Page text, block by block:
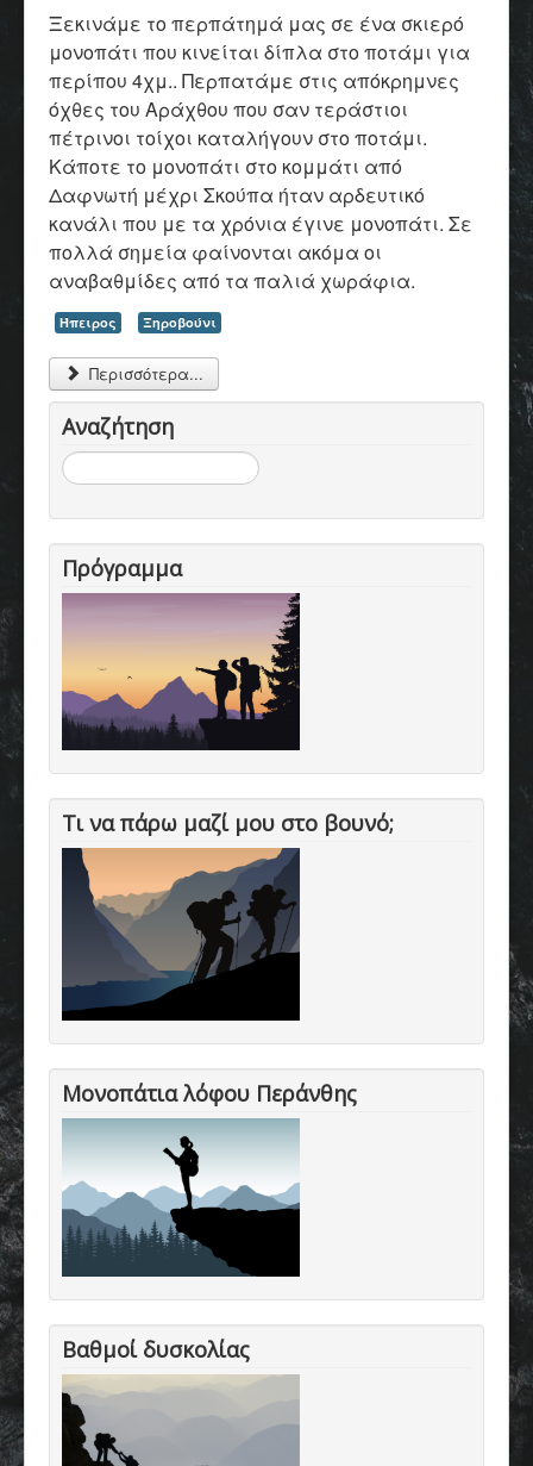
Ξεκινάμε το περπάτημά μας σε ένα σκιερό
μονοπάτι που κινείται δίπλα στο ποτάμι για
περίπου 4χμ.. Περπατάμε στις απόκρημνες
όχθες του Αράχθου που σαν τεράστιοι
πέτρινοι τοίχοι καταλήγουν στο ποτάμι.
Κάποτε το μονοπάτι στο κομμάτι από
Δαφνωτή μέχρι Σκούπα ήταν αρδευτικό
κανάλι που με τα χρόνια έγινε μονοπάτι. Σε
πολλά σημεία φαίνονται ακόμα οι
αναβαθμίδες από τα παλιά χωράφια.
Ήπειρος Ξηροβούνι
Περισσότερα...
Αναζήτηση
Αναζήτηση...
Πρόγραμμα
Τι να πάρω μαζί μου στο βουνό;
Μονοπάτια λόφου Περάνθης
Βαθμοί δυσκολίας